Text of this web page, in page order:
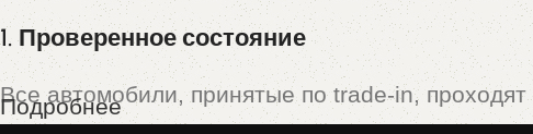
1. Проверенное состояние
Все автомобили, принятые по trade-in, проходят
Подробнее